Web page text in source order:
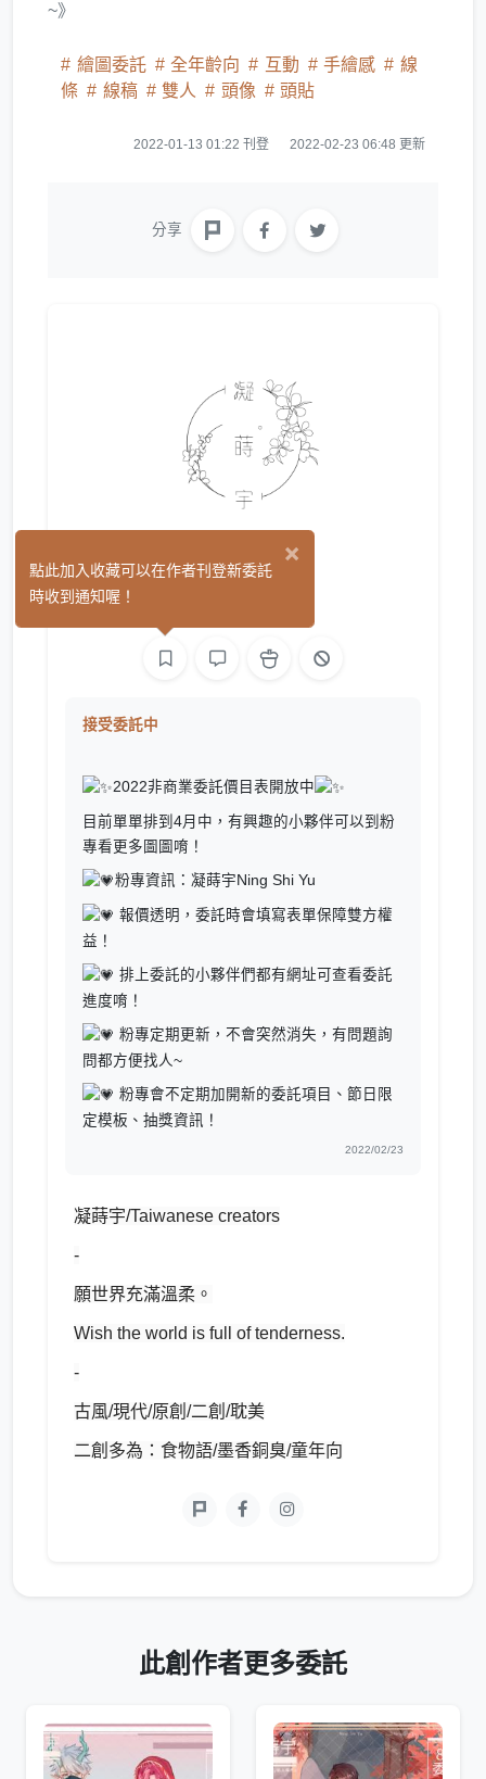
~》
繪圖委託 全年齡向 互動 手繪感
線
條
線稿 雙人 頭像 頭貼
2022-01-13 01:22 刊登 2022-02-23 06:48 更新
分享
凝蒔宇
接受委託中
2022非商業委託價目表開放中
目前單單排到4月中，有興趣的小夥伴可以到粉
專看更多圖圖唷！
粉專資訊： 凝蒔宇Ning Shi Yu
報價透明，委託時會填寫表單保障雙方權
益！
排上委託的小夥伴們都有網址可查看委託
進度唷！
粉專定期更新，不會突然消失，有問題詢
問都方便找人~
粉專會不定期加開新的委託項目、節日限
定模板、抽獎資訊！
2022/02/23
凝蒔宇/Taiwanese creators
-
願世界充滿溫柔。
Wish the world is full of tenderness.
-
古風/現代/原創/二創/耽美
二創多為：食物語/墨香銅臭/童年向
此創作者更多委託
×
點此加入收藏可以在作者刊登新委託
時收到通知喔！